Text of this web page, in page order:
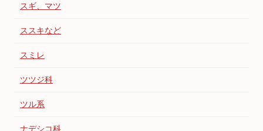
スギ、マツ
ススキなど
スミレ
ツツジ科
ツル系
ナデシコ科